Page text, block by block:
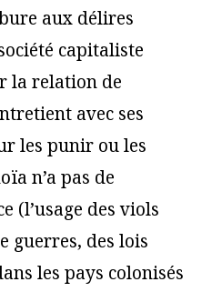
aux délires
capitaliste
la relation de
avec ses
les punir ou les
n’a pas de
(l’usage des viols
guerres, des lois
les pays colonisés